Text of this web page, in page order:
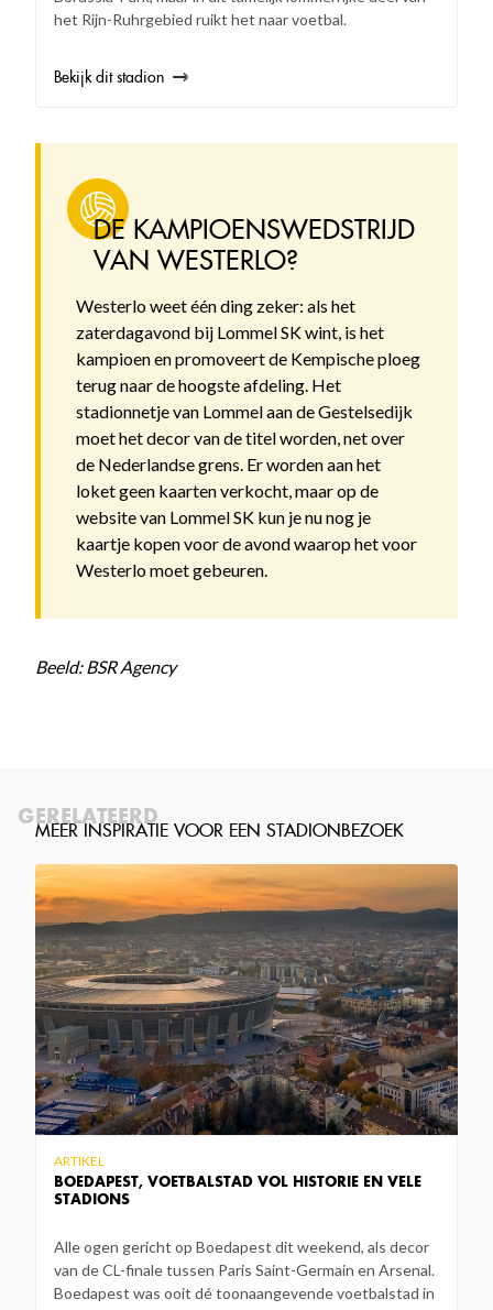
het Rijn-Ruhrgebied ruikt het naar voetbal.
Bekijk dit stadion
DE KAMPIOENSWEDSTRIJD
VAN WESTERLO?
Westerlo weet één ding zeker: als het
zaterdagavond bij Lommel SK wint, is het
kampioen en promoveert de Kempische ploeg
terug naar de hoogste afdeling. Het
stadionnetje van Lommel aan de Gestelsedijk
moet het decor van de titel worden, net over
de Nederlandse grens. Er worden aan het
loket geen kaarten verkocht, maar op de
website van Lommel SK kun je nu nog je
kaartje kopen voor de avond waarop het voor
Westerlo moet gebeuren.
Beeld: BSR Agency
GERELATEERD
BOEDAPEST, VOETBALSTAD VOL HISTORIE EN VELE
STADIONS
ARTIKEL
Alle ogen gericht op Boedapest dit weekend, als decor
van de CL-finale tussen Paris Saint-Germain en Arsenal.
Boedapest was ooit dé toonaangevende voetbalstad in